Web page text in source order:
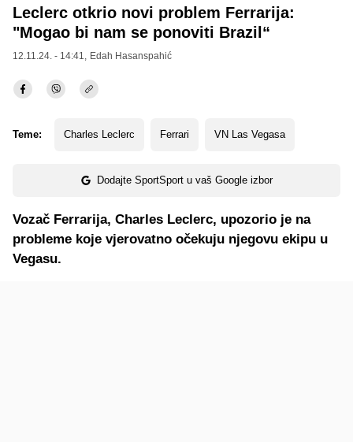
Leclerc otkrio novi problem Ferrarija:
"Mogao bi nam se ponoviti Brazil“
12.11.24. - 14:41, Edah Hasanspahić
Teme: Charles Leclerc Ferrari VN Las Vegasa
Dodajte SportSport u vaš Google izbor
Vozač Ferrarija, Charles Leclerc, upozorio je na
probleme koje vjerovatno očekuju njegovu ekipu u
Vegasu.